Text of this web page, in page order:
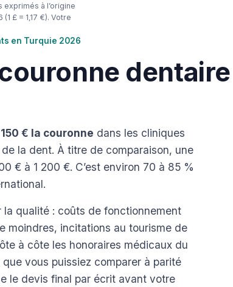
à l’origine
£ = 1,17 €). Votre
en Turquie 2026
dentaire
150 € la couronne dans les cliniques
la dent. À titre de comparaison, une
€ à 1 200 €. C’est environ 70 à 85 %
la qualité : coûts de fonctionnement
moindres, incitations au tourisme de
à côte les honoraires médicaux du
vous puissiez comparer à parité
le devis final par écrit avant votre